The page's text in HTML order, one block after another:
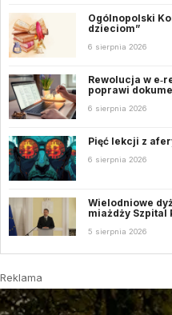
Ogólnopolski
dzieciom”
6 sierpnia 2026
Rewolucja w
poprawi
6 sierpnia 2026
Pięć lekcji z
6 sierpnia 2026
Wielodniowe
miażdży Szpital
5 sierpnia 2026
Reklama